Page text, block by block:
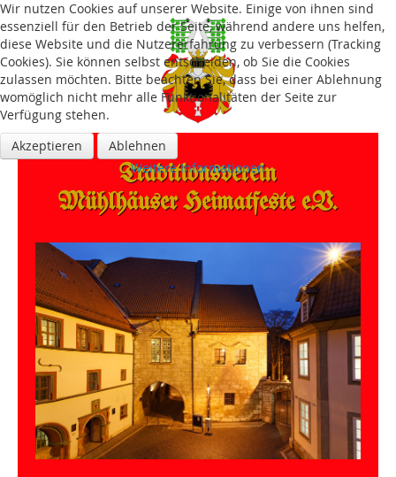
Traditions­verein
Mühlhäuser Heimatfeste e.V.
Wir nutzen Cookies auf unserer Website. Einige von ihnen sind
essenziell für den Betrieb der Seite, während andere uns helfen,
diese Website und die Nutzererfahrung zu verbessern (Tracking
Cookies). Sie können selbst entscheiden, ob Sie die Cookies
zulassen möchten. Bitte beachten Sie, dass bei einer Ablehnung
womöglich nicht mehr alle Funktionalitäten der Seite zur
Verfügung stehen.
Akzeptieren
Ablehnen
Weitere Informationen